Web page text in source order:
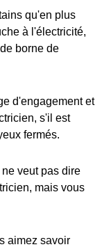
qu'en plus
à l'électricité,
borne de
d'engagement et
s'il est
fermés.
veut pas dire
mais vous
aimez savoir